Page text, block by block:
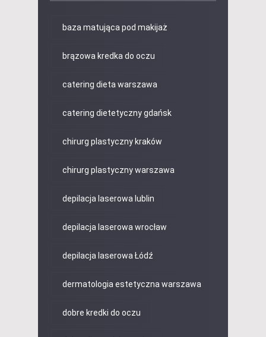
baza matująca pod makijaż
brązowa kredka do oczu
catering dieta warszawa
catering dietetyczny gdańsk
chirurg plastyczny kraków
chirurg plastyczny warszawa
depilacja laserowa lublin
depilacja laserowa wrocław
depilacja laserowa Łódź
dermatologia estetyczna warszawa
dobre kredki do oczu